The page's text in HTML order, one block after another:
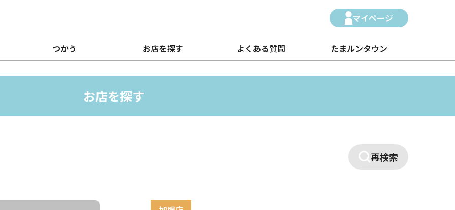
マイページ
つかう お店を探す よくある質問 たまルンタウン
お店を探す
再検索